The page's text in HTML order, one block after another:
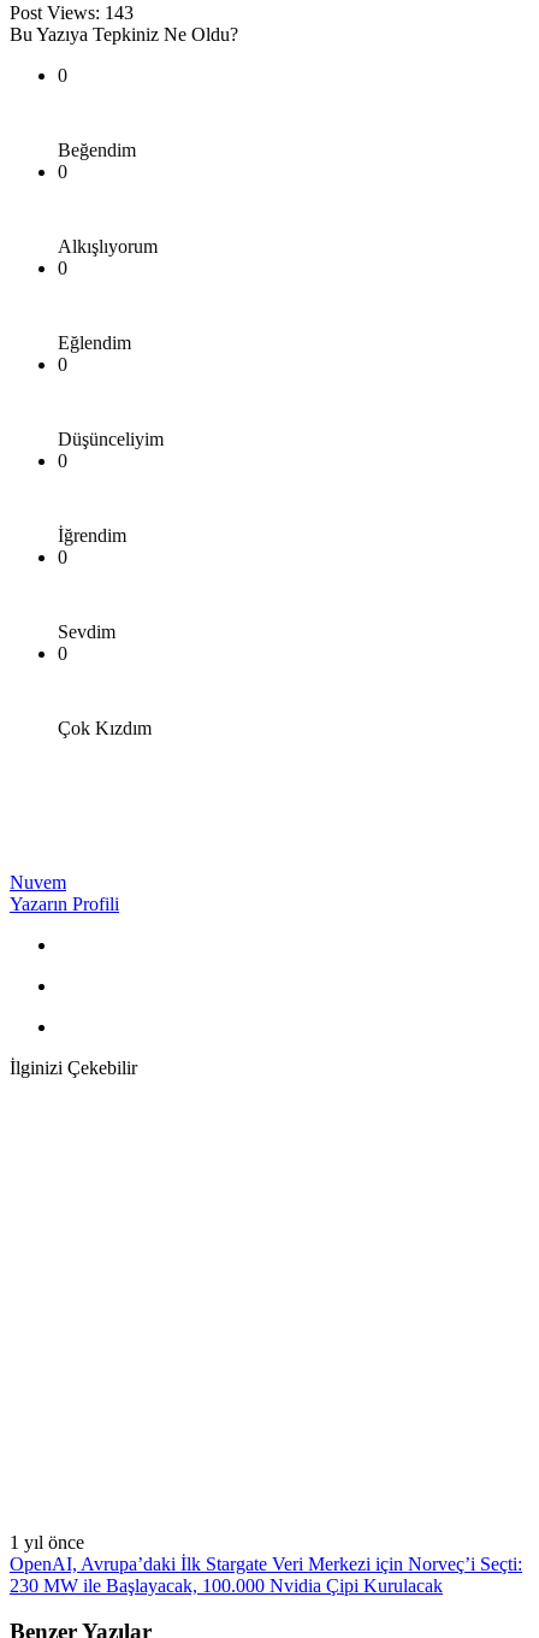
Post Views: 143
Bu Yazıya Tepkiniz Ne Oldu?
0
Beğendim
0
Alkışlıyorum
0
Eğlendim
0
Düşünceliyim
0
İğrendim
0
Sevdim
0
Çok Kızdım
Nuvem
Yazarın Profili
İlginizi Çekebilir
1 yıl önce
OpenAI, Avrupa’daki İlk Stargate Veri Merkezi için Norveç’i Seçti:
230 MW ile Başlayacak, 100.000 Nvidia Çipi Kurulacak
Benzer Yazılar